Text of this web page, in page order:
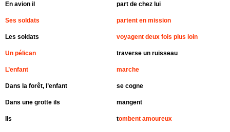
En avion il
Ses soldats
Les soldats
Un pélican
L’enfant
Dans la forêt, l’enfant
Dans une grotte ils
Ils
part de chez lui
partent en mission
voyagent deux fois plus loin
traverse un ruisseau
marche
se cogne
mangent
tombent amoureux